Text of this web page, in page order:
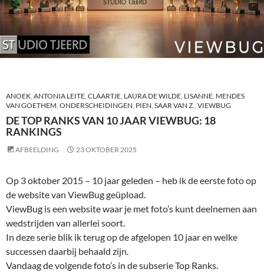
ANOEK, ANTONIA LEITE, CLAARTJE, LAURA DE WILDE, LISANNE, MENDES
VAN GOETHEM, ONDERSCHEIDINGEN, PIEN, SAAR VAN Z., VIEWBUG
DE TOP RANKS VAN 10 JAAR VIEWBUG: 18
RANKINGS
AFBEELDING 23 OKTOBER 2025
Op 3 oktober 2015 – 10 jaar geleden – heb ik de eerste foto op
de website van ViewBug geüpload.
ViewBug is een website waar je met foto’s kunt deelnemen aan
wedstrijden van allerlei soort.
In deze serie blik ik terug op de afgelopen 10 jaar en welke
successen daarbij behaald zijn.
Vandaag de volgende foto’s in de subserie Top Ranks.